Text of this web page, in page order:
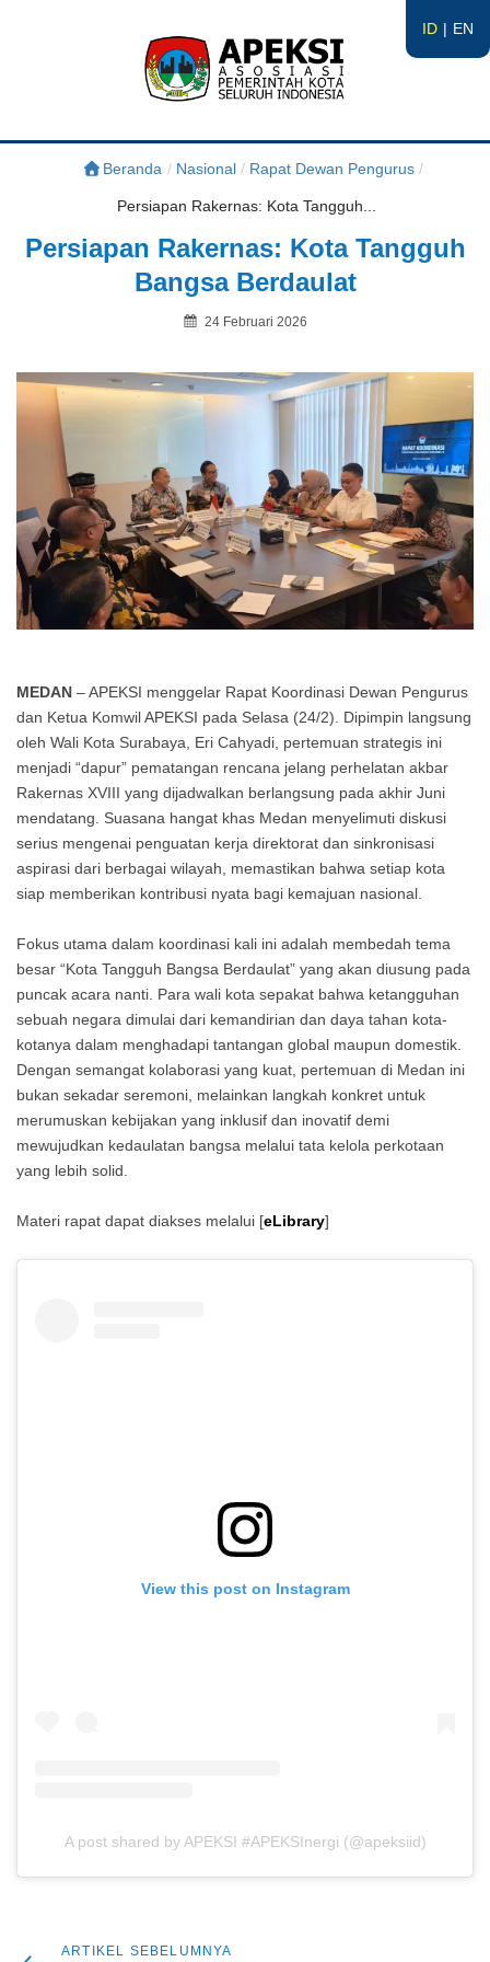
ID EN
APEKSI
#APEKSInergiBeranda / Nasional / Rapat Dewan Pengurus /
Persiapan Rakernas: Kota Tangguh...
Persiapan Rakernas: Kota Tangguh
Bangsa Berdaulat
Posted
24 Februari 2026
MEDAN – APEKSI menggelar Rapat Koordinasi Dewan Pengurus
dan Ketua Komwil APEKSI pada Selasa (24/2). Dipimpin langsung
oleh Wali Kota Surabaya, Eri Cahyadi, pertemuan strategis ini
menjadi “dapur” pematangan rencana jelang perhelatan akbar
Rakernas XVIII yang dijadwalkan berlangsung pada akhir Juni
mendatang. Suasana hangat khas Medan menyelimuti diskusi
serius mengenai penguatan kerja direktorat dan sinkronisasi
aspirasi dari berbagai wilayah, memastikan bahwa setiap kota
siap memberikan kontribusi nyata bagi kemajuan nasional.
Fokus utama dalam koordinasi kali ini adalah membedah tema
besar “Kota Tangguh Bangsa Berdaulat” yang akan diusung pada
puncak acara nanti. Para wali kota sepakat bahwa ketangguhan
sebuah negara dimulai dari kemandirian dan daya tahan kota-
kotanya dalam menghadapi tantangan global maupun domestik.
Dengan semangat kolaborasi yang kuat, pertemuan di Medan ini
bukan sekadar seremoni, melainkan langkah konkret untuk
merumuskan kebijakan yang inklusif dan inovatif demi
mewujudkan kedaulatan bangsa melalui tata kelola perkotaan
yang lebih solid.
Materi rapat dapat diakses melalui [eLibrary]
View this post on Instagram
A post shared by APEKSI #APEKSInergi (@apeksiid)
Artikel
ARTIKEL SEBELUMNYA